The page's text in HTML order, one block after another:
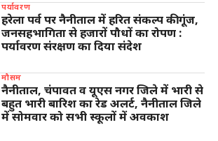
पर्यावरण
हरेला पर्व पर नैनीताल में हरित संकल्प की गूंज,
जनसहभागिता से हजारों पौधों का रोपण :
पर्यावरण संरक्षण का दिया संदेश
मौसम
नैनीताल, चंपावत व यूएस नगर जिले में भारी से
बहुत भारी बारिश का रेड अलर्ट, नैनीताल जिले
में सोमवार को सभी स्कूलों में अवकाश